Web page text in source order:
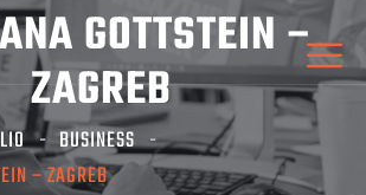
GOTTSTEIN –
ZAGREB
BUSINESS
– ZAGREB